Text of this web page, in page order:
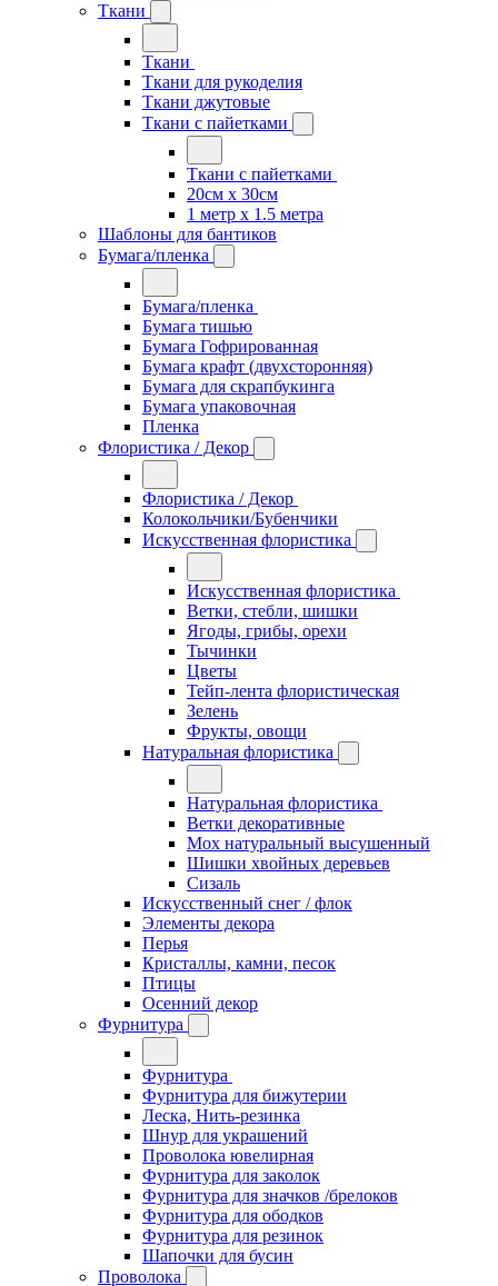
Ткани
Ткани
Ткани для рукоделия
Ткани джутовые
Ткани с пайетками
Ткани с пайетками
20см х 30см
1 метр х 1.5 метра
Шаблоны для бантиков
Бумага/пленка
Бумага/пленка
Бумага тишью
Бумага Гофрированная
Бумага крафт (двухсторонняя)
Бумага для скрапбукинга
Бумага упаковочная
Пленка
Флористика / Декор
Флористика / Декор
Колокольчики/Бубенчики
Искусственная флористика
Искусственная флористика
Ветки, стебли, шишки
Ягоды, грибы, орехи
Тычинки
Цветы
Тейп-лента флористическая
Зелень
Фрукты, овощи
Натуральная флористика
Натуральная флористика
Ветки декоративные
Мох натуральный высушенный
Шишки хвойных деревьев
Сизаль
Искусственный снег / флок
Элементы декора
Перья
Кристаллы, камни, песок
Птицы
Осенний декор
Фурнитура
Фурнитура
Фурнитура для бижутерии
Леска, Нить-резинка
Шнур для украшений
Проволока ювелирная
Фурнитура для заколок
Фурнитура для значков /брелоков
Фурнитура для ободков
Фурнитура для резинок
Шапочки для бусин
Проволока